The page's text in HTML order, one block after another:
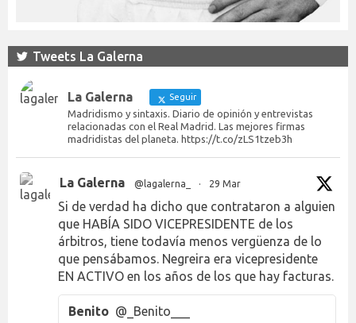
Tweets La Galerna
La Galerna Seguir
Madridismo y sintaxis. Diario de opinión y entrevistas
relacionadas con el Real Madrid. Las mejores firmas
madridistas del planeta. https://t.co/zLS1tzeb3h
La Galerna @lagalerna_ · 29 Mar
Si de verdad ha dicho que contrataron a alguien
que HABÍA SIDO VICEPRESIDENTE de los
árbitros, tiene todavía menos vergüenza de lo
que pensábamos. Negreira era vicepresidente
EN ACTIVO en los años de los que hay facturas.
Benito @_Benito___